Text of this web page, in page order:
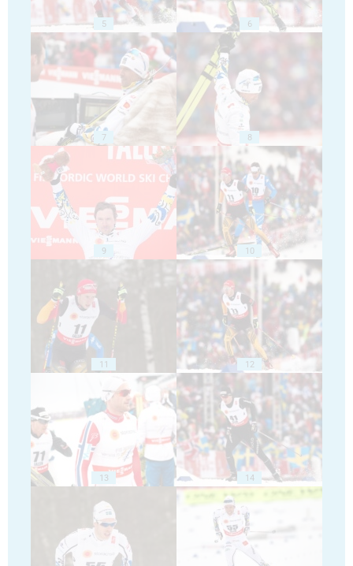
5 6
7 8
9 10
11 12
13 14